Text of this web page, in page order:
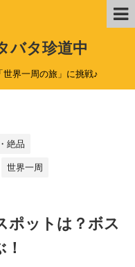
バタ珍道中
界一周の旅」に挑戦♪
絶品
世界一周
ポットは？ボス